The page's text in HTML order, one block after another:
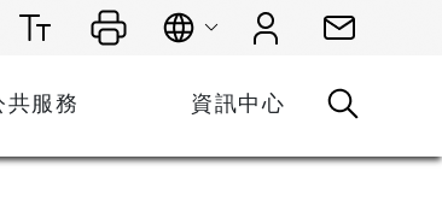
共服務 資訊中心